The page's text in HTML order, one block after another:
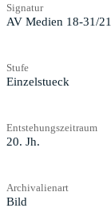
Signatur
AV Medien 18-31/
Stufe
Einzelstueck
Entstehungszeitraum
20. Jh.
Archivalienart
Bild